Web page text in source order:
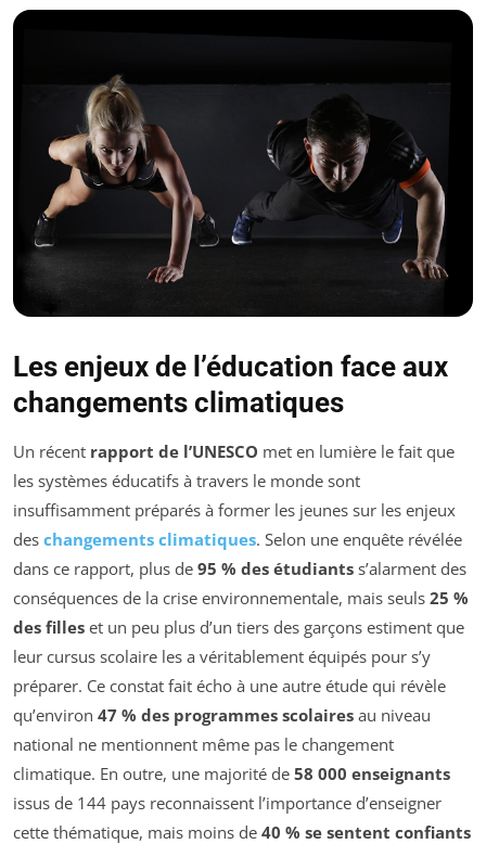
Les enjeux de l’éducation face aux
changements climatiques
Un récent rapport de l’UNESCO met en lumière le fait que
les systèmes éducatifs à travers le monde sont
insuffisamment préparés à former les jeunes sur les enjeux
des changements climatiques. Selon une enquête révélée
dans ce rapport, plus de 95 % des étudiants s’alarment des
conséquences de la crise environnementale, mais seuls 25 %
des filles et un peu plus d’un tiers des garçons estiment que
leur cursus scolaire les a véritablement équipés pour s’y
préparer. Ce constat fait écho à une autre étude qui révèle
qu’environ 47 % des programmes scolaires au niveau
national ne mentionnent même pas le changement
climatique. En outre, une majorité de 58 000 enseignants
issus de 144 pays reconnaissent l’importance d’enseigner
cette thématique, mais moins de 40 % se sentent confiants